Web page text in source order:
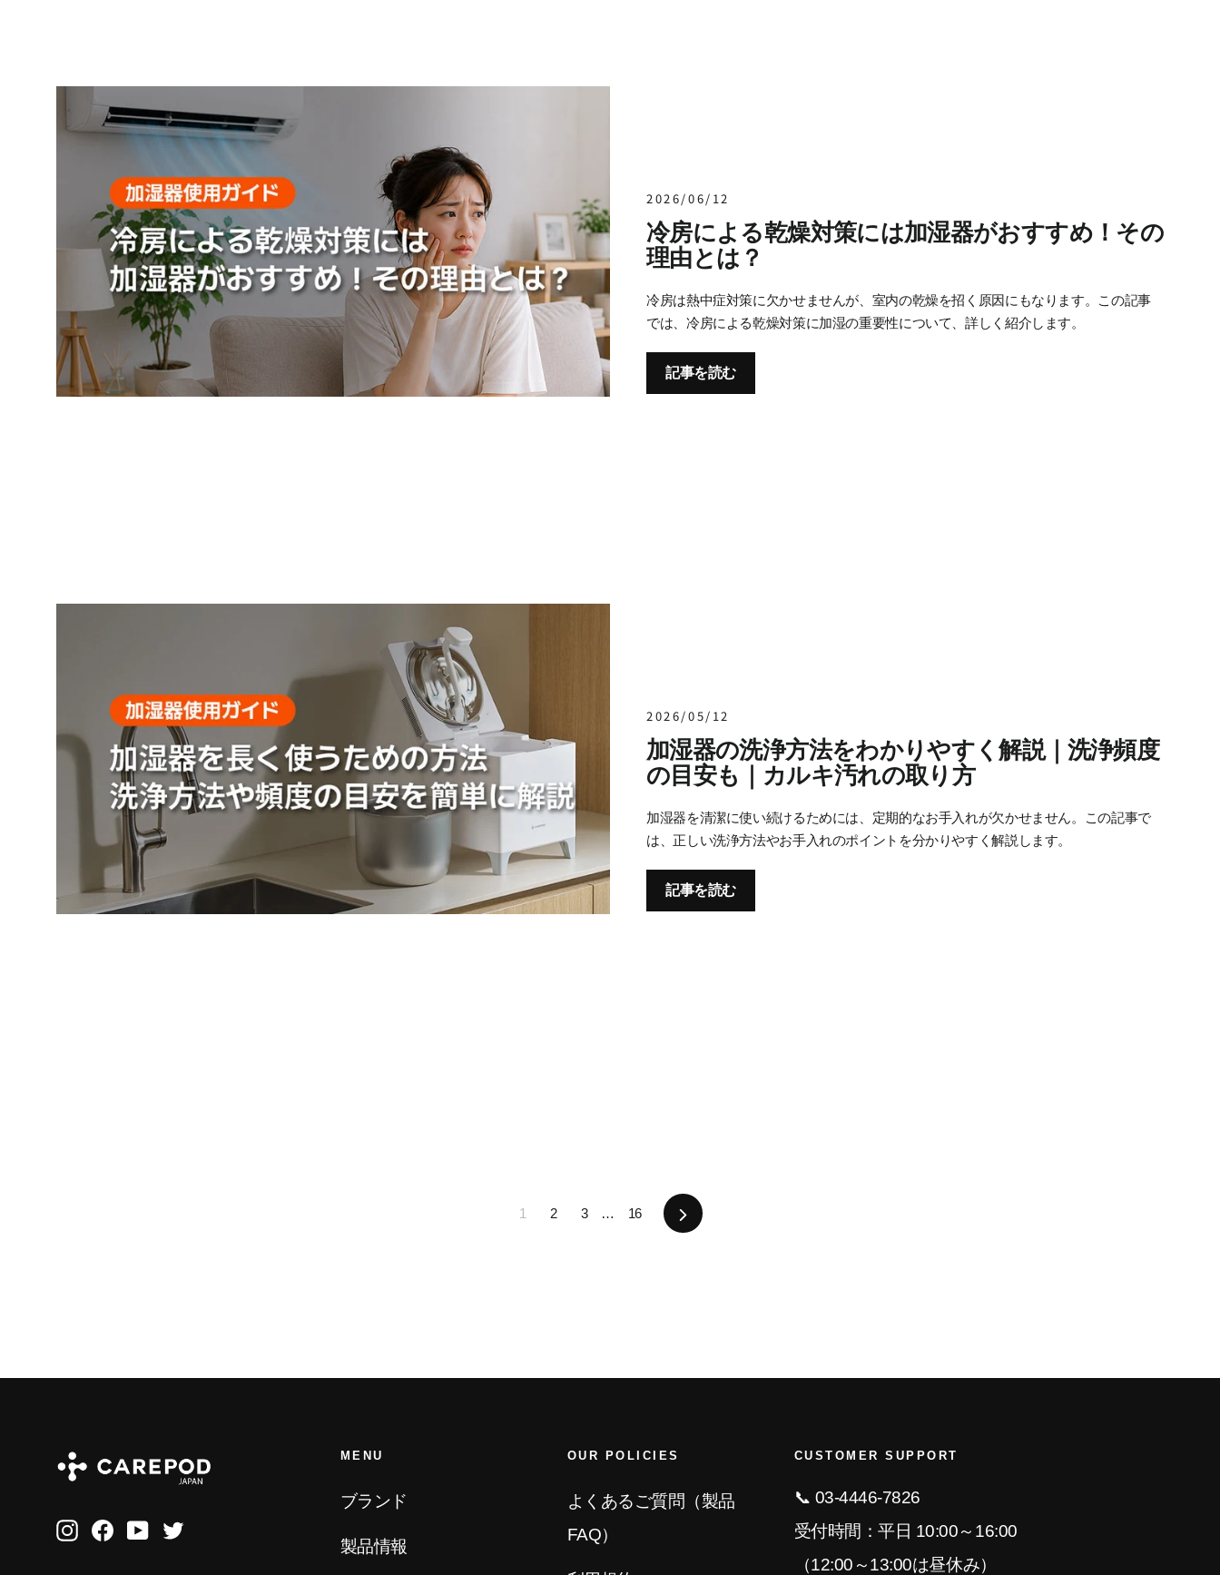
2026/06/12
冷房による乾燥対策には加湿器がおすすめ！その
理由とは？
冷房は熱中症対策に欠かせませんが、室内の乾燥を招く原因にもなります。この記事
では、冷房による乾燥対策に加湿の重要性について、詳しく紹介します。
記事を読む
2026/05/12
加湿器の洗浄方法をわかりやすく解説｜洗浄頻度
の目安も｜カルキ汚れの取り方
加湿器を清潔に使い続けるためには、定期的なお手入れが欠かせません。
この記事で
は、正しい洗浄方法やお手入れのポイントを分かりやすく解説します。
記事を読む
1 2 3 … 16 次
InstagramFacebook
YouTubeTwitter
MENU
ブランド
製品情報
OUR POLICIES
よくあるご質問（製品
FAQ）
CUSTOMER SUPPORT
📞 03-4446-7826
受付時間：平日 10:00～16:00
（12:00～13:00は昼休み）